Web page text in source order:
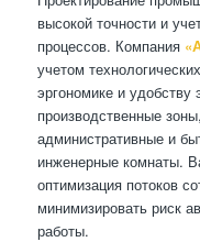
высокой точности и
процессов. Компания
учетом
эргономике и
производственные
административные и
инженерные комнаты.
оптимизация потоков
минимизировать риск
работы.